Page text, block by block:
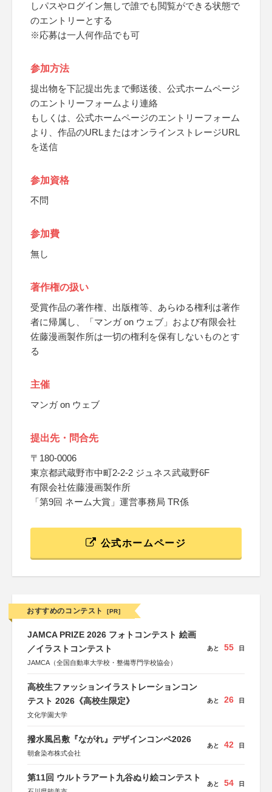
しパスやログイン無しで誰でも閲覧ができる状態で
のエントリーとする
※応募は一人何作品でも可
参加方法
提出物を下記提出先まで郵送後、公式ホームページ
のエントリーフォームより連絡
もしくは、公式ホームページのエントリーフォーム
より、作品のURLまたはオンラインストレージURL
を送信
参加資格
不問
参加費
無し
著作権の扱い
受賞作品の著作権、出版権等、あらゆる権利は著作
者に帰属し、「マンガ on ウェブ」および有限会社
佐藤漫画製作所は一切の権利を保有しないものとす
る
主催
マンガ on ウェブ
提出先・問合先
〒180-0006
東京都武蔵野市中町2-2-2 ジュネス武蔵野6F
有限会社佐藤漫画製作所
「第9回 ネーム大賞」運営事務局 TR係
公式ホームページ
おすすめのコンテスト [PR]
JAMCA PRIZE 2026 フォトコンテスト 絵画
／イラストコンテスト
JAMCA（全国自動車大学校・整備専門学校協会）
あと 55 日
高校生ファッションイラストレーションコン
テスト 2026《高校生限定》
文化学園大学
あと 26 日
撥水風呂敷『ながれ』デザインコンペ2026
朝倉染布株式会社
あと 42 日
第11回 ウルトラアート九谷ぬり絵コンテスト
あと 54 日